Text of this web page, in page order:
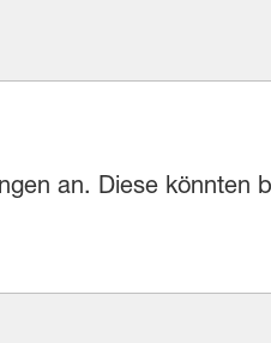
an. Diese könnten